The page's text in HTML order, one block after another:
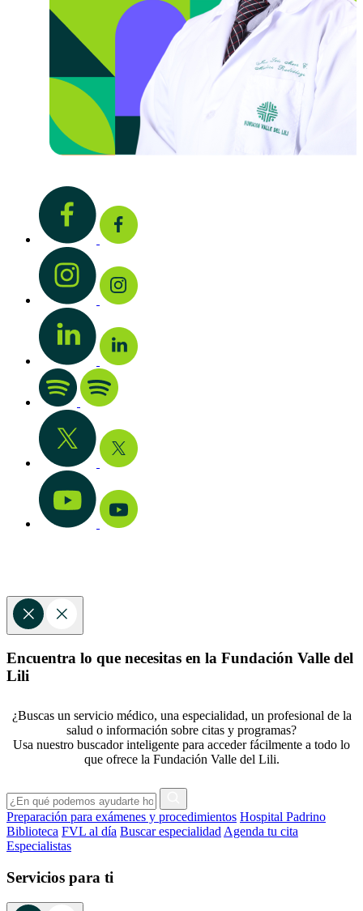
Encuentra lo que necesitas en la Fundación Valle del
Lili
¿Buscas un servicio médico, una especialidad, un profesional de la
salud o información sobre citas y programas?
Usa nuestro buscador inteligente para acceder fácilmente a todo lo
que ofrece la Fundación Valle del Lili.
Preparación para exámenes y procedimientos Hospital Padrino
Biblioteca FVL al día Buscar especialidad Agenda tu cita
Especialistas
Servicios para ti